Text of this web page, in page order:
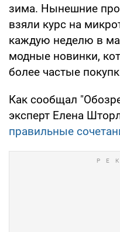
зима. Нынешние
взяли курс на
каждую неделю в
модные новинки,
более частые
Как сообщал
эксперт Елена
правильные